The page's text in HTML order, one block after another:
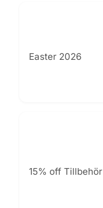
Easter 2026
15% off Tillbehör